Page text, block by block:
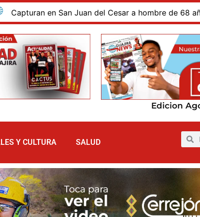
en San Juan del Cesar a hombre de 68 años
Edicion
Y CULTURA SALUD